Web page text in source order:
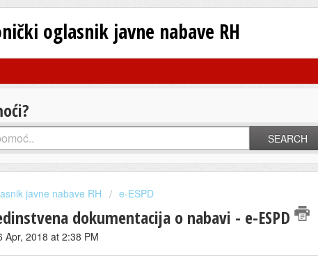
oglasnik javne nabave RH
SEARCH
javne nabave RH e-ESPD
dokumentacija o nabavi - e-ESPD
Apr, 2018 at 2:38 PM